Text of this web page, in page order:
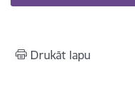
Drukāt lapu